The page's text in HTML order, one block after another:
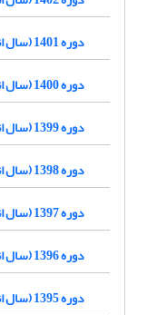
دوره 1401 (سال انتشار 1401)
دوره 1400 (سال انتشار 1400)
دوره 1399 (سال انتشار 1399)
دوره 1398 (سال انتشار 1399)
دوره 1397 (سال انتشار 1397)
دوره 1396 (سال انتشار 1397)
دوره 1395 (سال انتشار 1396)